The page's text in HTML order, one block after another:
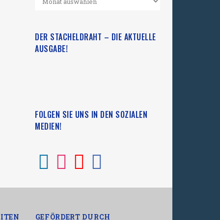
DER STACHELDRAHT – DIE AKTUELLE
AUSGABE!
FOLGEN SIE UNS IN DEN SOZIALEN
MEDIEN!
GEFÖRDERT DURCH